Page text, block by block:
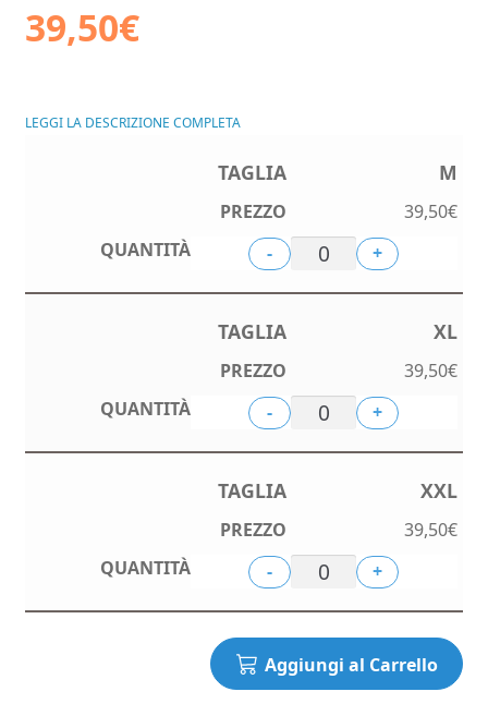
39,50€
LEGGI LA DESCRIZIONE COMPLETA
M
39,50€
-
+
XL
39,50€
-
+
XXL
39,50€
-
+
Aggiungi al Carrello